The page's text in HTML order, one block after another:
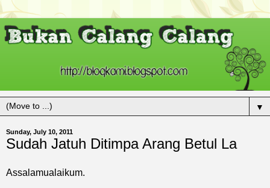
▼
Sunday, July 10, 2011
Sudah Jatuh Ditimpa Arang Betul La
Assalamualaikum.